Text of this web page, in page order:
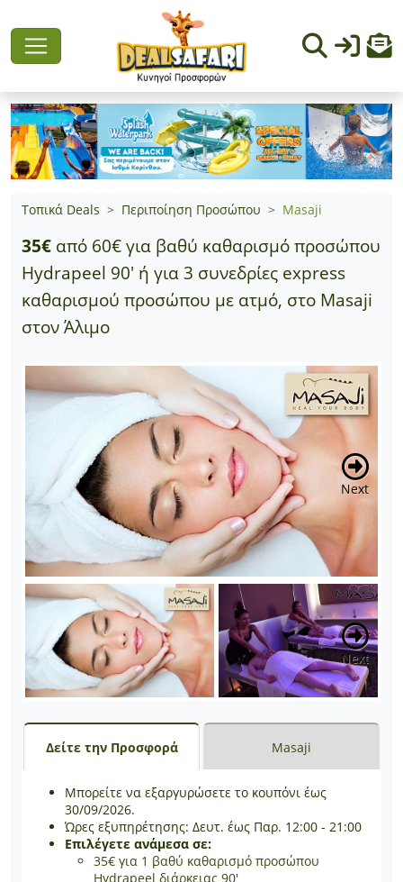
Τοπικά Deals Περιποίηση Προσώπου Masaji
35€ από 60€ για βαθύ καθαρισμό προσώπου
Hydrapeel 90' ή για 3 συνεδρίες express
καθαρισμού προσώπου με ατμό, στο Masaji
στον Άλιμο
Next
Next
Δείτε την Προσφορά Masaji
Μπορείτε να εξαργυρώσετε το κουπόνι έως
30/09/2026.
Ώρες εξυπηρέτησης: Δευτ. έως Παρ. 12:00 - 21:00
Επιλέγετε ανάμεσα σε:
35€ για 1 βαθύ καθαρισμό προσώπου
Hydrapeel διάρκειας 90'